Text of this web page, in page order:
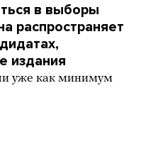
в выборы
распространяет
издания
уже как минимум